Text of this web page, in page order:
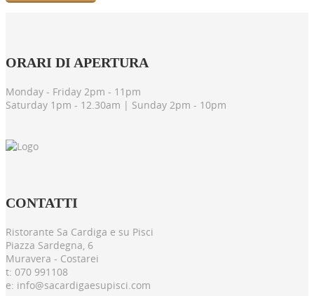
ORARI DI APERTURA
Monday - Friday 2pm - 11pm
Saturday 1pm - 12.30am | Sunday 2pm - 10pm
CONTATTI
Ristorante Sa Cardiga e su Pisci
Piazza Sardegna, 6
Muravera - Costarei
t: 070 991108
e: info@sacardigaesupisci.com